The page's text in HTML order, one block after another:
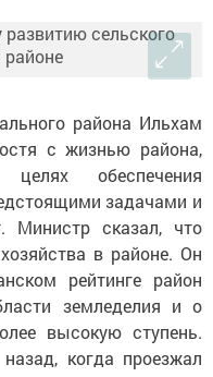
района Ильхам
с жизнью района,
обеспечения
задачами и
Министр сказал, что
в районе. Он
рейтинге район
земледелия и о
высокую ступень.
когда проезжал